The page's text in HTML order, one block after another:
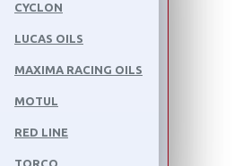
CYCLON
LUCAS OILS
MAXIMA RACING OILS
MOTUL
RED LINE
TORCO